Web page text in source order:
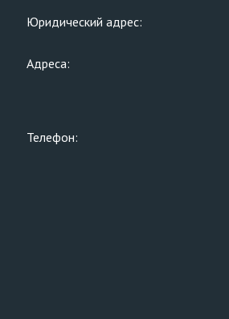
Юридический адрес:
Адреса:
Телефон: